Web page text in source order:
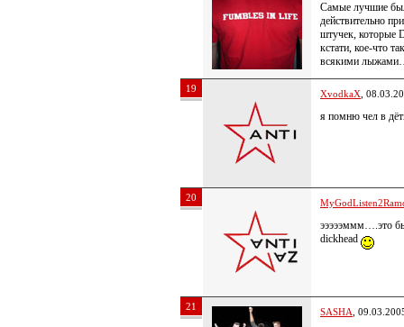
Самые лучшие
действительно
штучек,
кстати, кое-что
всякими
19 XvodkaX ,
я помню чел в
20
эээээммм….это
dickhead
21 SASHA ,